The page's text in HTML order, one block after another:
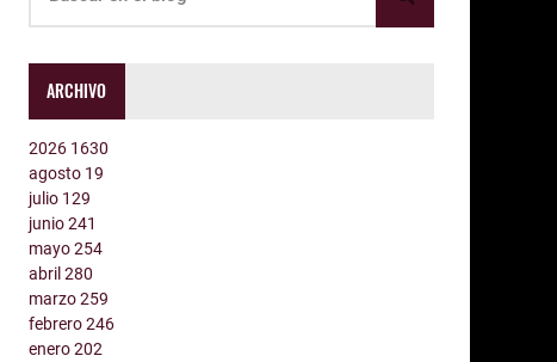
ARCHIVO
2026 1630
agosto 19
julio 129
junio241
mayo254
abril280
marzo259
febrero246
enero202